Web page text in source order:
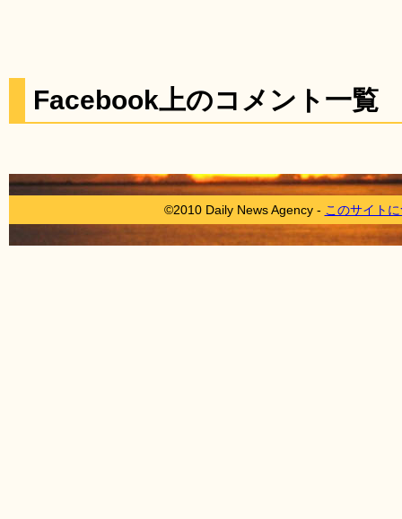
Facebook上のコメント一覧
©2010 Daily News Agency - このサイト